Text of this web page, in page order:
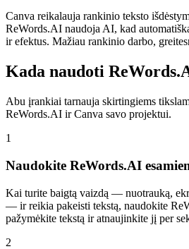
Canva reikalauja rankinio teksto
ReWords.AI naudoja AI, kad
ir efektus. Mažiau rankinio darbo,
Kada naudoti
Abu įrankiai tarnauja skirtingiems
ReWords.AI ir Canva savo projektui.
1
Naudokite ReWords.AI
Kai turite baigtą vaizdą — nuotrauką,
— ir reikia pakeisti tekstą, naudokite
pažymėkite tekstą ir atnaujinkite jį per
2